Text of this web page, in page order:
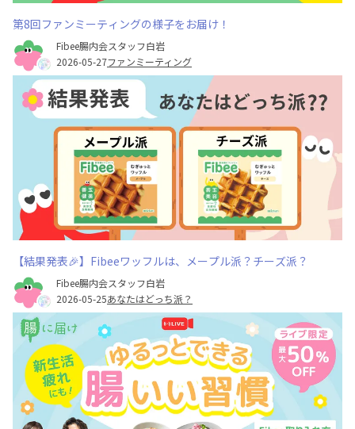
第8回ファンミーティングの様子をお届け！
Fibee腸内会スタッフ白岩
2026-05-27ファンミーティング
【結果発表🎉】Fibeeワッフルは、メープル派？チーズ派？
Fibee腸内会スタッフ白岩
2026-05-25あなたはどっち派？